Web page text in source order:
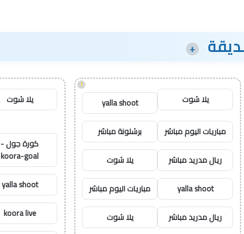
+
!
يلا شوت yalla shoot
مباريات اليوم مباشر برشلونة مباشر
ريال مدريد مباشر يلا شوت
yalla shoot مباريات اليوم مباشر
ريال مدريد مباشر يلا شوت
يلا شوت
كورة جول -
koora-goal
yalla shoot
koora live